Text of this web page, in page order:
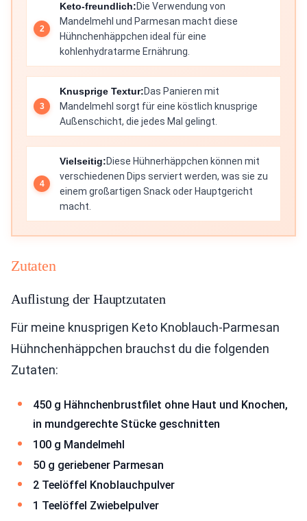
Keto-freundlich:Die Verwendung von
Mandelmehl und Parmesan macht diese
Hühnchenhäppchen ideal für eine
kohlenhydratarme Ernährung.
Knusprige Textur:Das Panieren mit
Mandelmehl sorgt für eine köstlich knusprige
Außenschicht, die jedes Mal gelingt.
Vielseitig:Diese Hühnerhäppchen können mit
verschiedenen Dips serviert werden, was sie zu
einem großartigen Snack oder Hauptgericht
macht.
Zutaten
Auflistung der Hauptzutaten
Für meine knusprigen Keto Knoblauch-Parmesan
Hühnchenhäppchen brauchst du die folgenden
Zutaten:
450 g Hähnchenbrustfilet ohne Haut und Knochen,
in mundgerechte Stücke geschnitten
100 g Mandelmehl
50 g geriebener Parmesan
2 Teelöffel Knoblauchpulver
1 Teelöffel Zwiebelpulver